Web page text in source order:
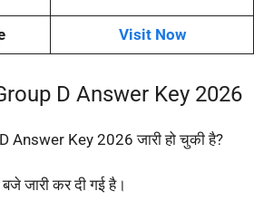
Visit Now
D Answer Key 2026
Answer Key 2026 जारी हो चुकी है?
जारी कर दी गई है।